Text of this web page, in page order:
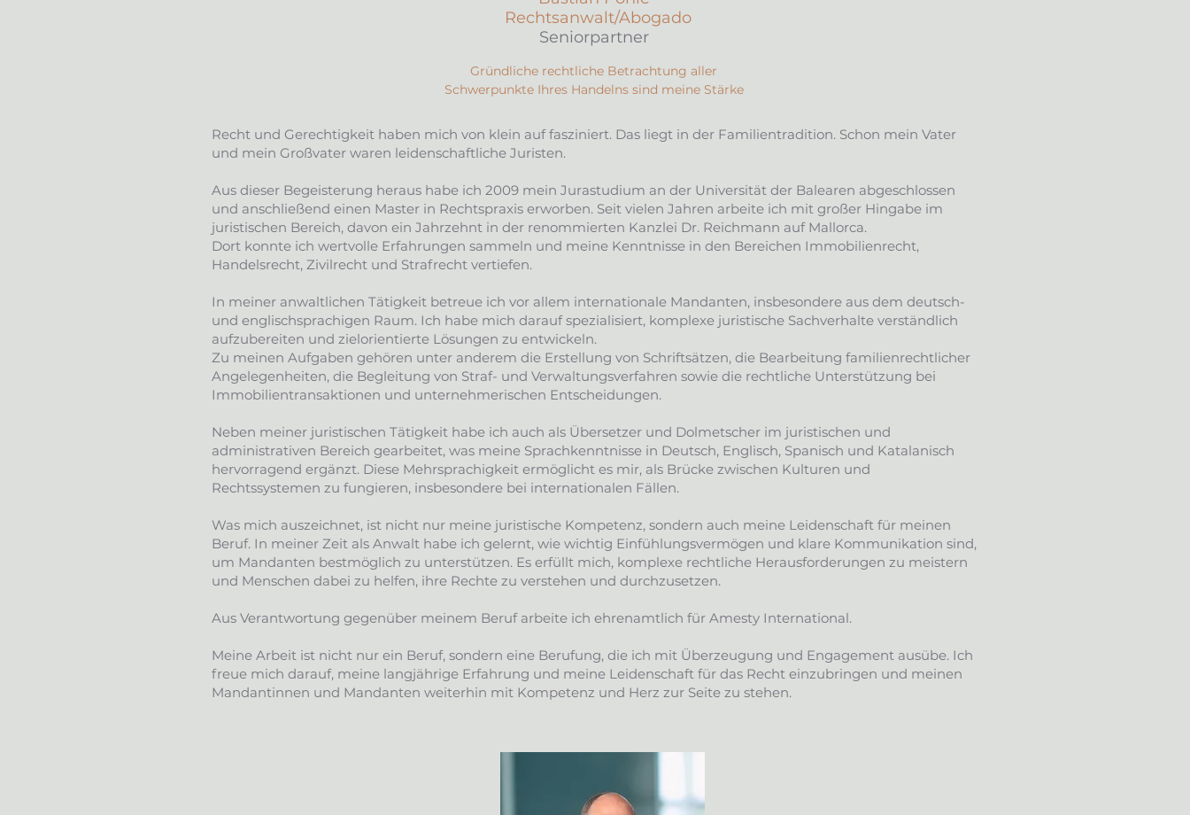
Rechtsanwalt/Abogado
Seniorpartner
Gründliche rechtliche Betrachtung aller
Schwerpunkte Ihres Handelns sind meine Stärke
Recht und Gerechtigkeit haben mich von klein auf fasziniert. Das liegt in der Familientradition. Schon mein Vater
und mein Großvater waren leidenschaftliche Juristen.
Aus dieser Begeisterung heraus habe ich 2009 mein Jurastudium an der Universität der Balearen abgeschlossen
und anschließend einen Master in Rechtspraxis erworben. Seit vielen Jahren arbeite ich mit großer Hingabe im
juristischen Bereich, davon ein Jahrzehnt in der renommierten Kanzlei Dr. Reichmann auf Mallorca.
Dort konnte ich wertvolle Erfahrungen sammeln und meine Kenntnisse in den Bereichen Immobilienrecht,
Handelsrecht, Zivilrecht und Strafrecht vertiefen.
In meiner anwaltlichen Tätigkeit betreue ich vor allem internationale Mandanten, insbesondere aus dem deutsch-
und englischsprachigen Raum. Ich habe mich darauf spezialisiert, komplexe juristische Sachverhalte verständlich
aufzubereiten und zielorientierte Lösungen zu entwickeln.
Zu meinen Aufgaben gehören unter anderem die Erstellung von Schriftsätzen, die Bearbeitung familienrechtlicher
Angelegenheiten, die Begleitung von Straf- und Verwaltungsverfahren sowie die rechtliche Unterstützung bei
Immobilientransaktionen und unternehmerischen Entscheidungen.
Neben meiner juristischen Tätigkeit habe ich auch als Übersetzer und Dolmetscher im juristischen und
administrativen Bereich gearbeitet, was meine Sprachkenntnisse in Deutsch, Englisch, Spanisch und Katalanisch
hervorragend ergänzt. Diese Mehrsprachigkeit ermöglicht es mir, als Brücke zwischen Kulturen und
Rechtssystemen zu fungieren, insbesondere bei internationalen Fällen.
Was mich auszeichnet, ist nicht nur meine juristische Kompetenz, sondern auch meine Leidenschaft für meinen
Beruf. In meiner Zeit als Anwalt habe ich gelernt, wie wichtig Einfühlungsvermögen und klare Kommunikation sind,
um Mandanten bestmöglich zu unterstützen. Es erfüllt mich, komplexe rechtliche Herausforderungen zu meistern
und Menschen dabei zu helfen, ihre Rechte zu verstehen und durchzusetzen.
Aus Verantwortung gegenüber meinem Beruf arbeite ich ehrenamtlich für Amesty International.
Meine Arbeit ist nicht nur ein Beruf, sondern eine Berufung, die ich mit Überzeugung und Engagement ausübe. Ich
freue mich darauf, meine langjährige Erfahrung und meine Leidenschaft für das Recht einzubringen und meinen
Mandantinnen und Mandanten weiterhin mit Kompetenz und Herz zur Seite zu stehen.